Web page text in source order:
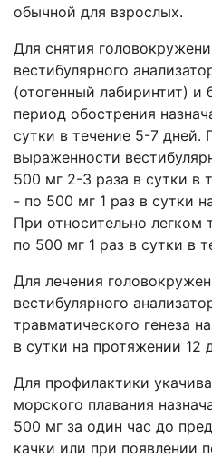
обычной для взрослых.
Для снятия
вестибулярного
(отогенный лабиринтит) и
период обострения
сутки в течение 5-7 дней.
выраженности
500 мг 2-3 раза в сутки в
- по 500 мг 1 раз в сутки
При относительно легком
по 500 мг 1 раз в сутки в
Для лечения
вестибулярного
травматического генеза
в сутки на протяжении 12
Для профилактики
морского плавания
500 мг за один час до
качки или при появлении